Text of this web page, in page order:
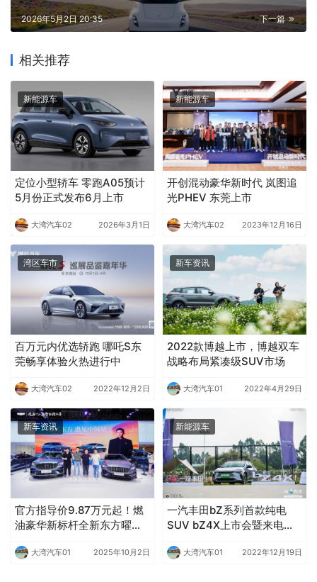
下一篇
2026年5月2日 20:35
相关推荐
新能源车
定位小型轿车 零跑A05预计
5月份正式发布6月上市
大湾汽车02 2026年3月1日
新能源车
开创混动豪华新时代 岚图追
光PHEV 东莞上市
大湾汽车02 2023年12月16日
湾区车市
百万元内优选轿跑 哪吒S东
莞畅享体验火热进行中
大湾汽车02 2022年12月2日
新车资讯
2022款博越上市，博越双车
战略布局紧凑级SUV市场
大湾汽车01 2022年4月29日
新车资讯
官方指导价9.87万元起！燃
油豪华新标杆全新东方曜系
大湾汽车01 2025年10月2日
新能源车
一汽丰田bZ系列首款纯电
SUV bZ4X上市会暨来电之
大湾汽车01 2022年12月19日